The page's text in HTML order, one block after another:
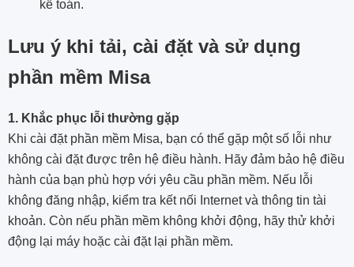
kế toán.
Lưu ý khi tải, cài đặt và sử dụng
phần mềm Misa
1. Khắc phục lỗi thường gặp
Khi cài đặt phần mềm Misa, bạn có thể gặp một số lỗi như
không cài đặt được trên hệ điều hành. Hãy đảm bảo hệ điều
hành của bạn phù hợp với yêu cầu phần mềm. Nếu lỗi
không đăng nhập, kiểm tra kết nối Internet và thông tin tài
khoản. Còn nếu phần mềm không khởi động, hãy thử khởi
động lại máy hoặc cài đặt lại phần mềm.